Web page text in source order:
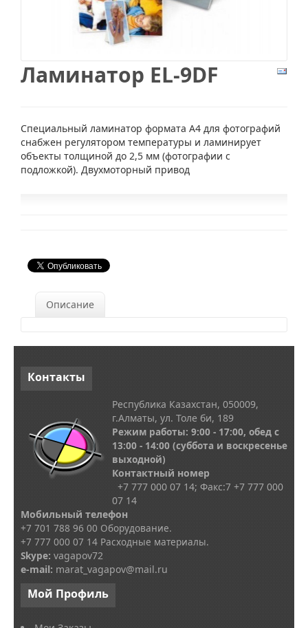
Ламинатор EL-9DF
Специальный ламинатор формата А4 для фотографий
снабжен регулятором температуры и ламинирует
объекты толщиной до 2,5 мм (фотографии с
подложкой). Двухмоторный привод
Описание
Контакты
Республика Казахстан, 050009,
г.Алматы, ул. Толе би, 189
Режим работы: 9:00 - 17:00, обед с
13:00 - 14:00 (суббота и воскресенье
выходной)
Контактный номер
+7 777 000 07 14; Факс:7 +7 777 000
07 14
Мобильный телефон
+7 701 788 96 00 Оборудование.
+7 777 000 07 14 Расходные материалы.
Skype: vagapov72
e-mail: marat_vagapov@mail.ru
Мой Профиль